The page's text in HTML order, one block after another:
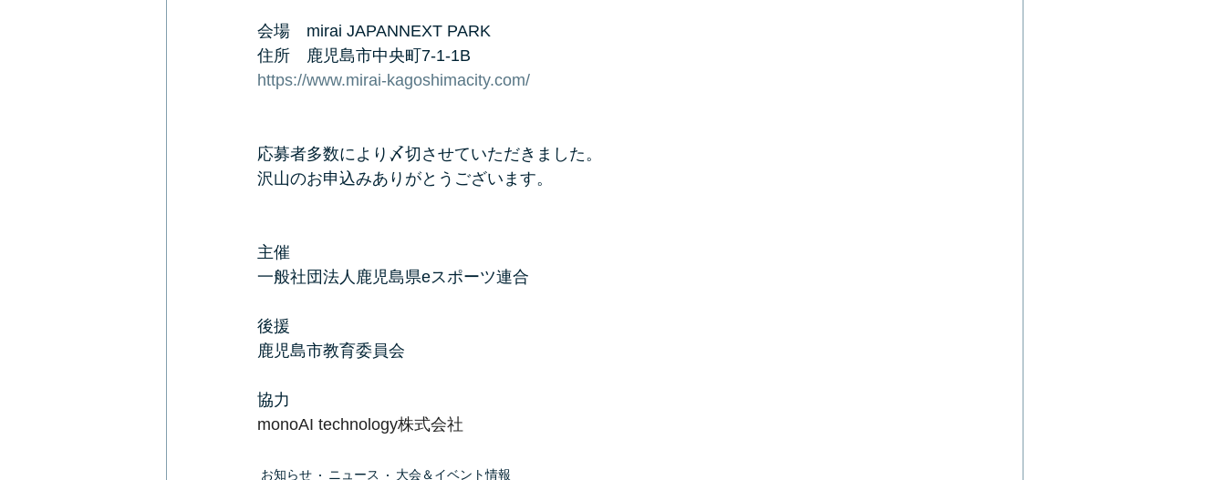
会場　mirai JAPANNEXT PARK
住所　鹿児島市中央町7-1-1B
https://www.mirai-kagoshimacity.com/
応募者多数により〆切させていただきました。
沢山のお申込みありがとうございます。
主催
一般社団法人鹿児島県eスポーツ連合
後援
鹿児島市教育委員会
協力
monoAI technology株式会社
お知らせ ニュース 大会＆イベント情報